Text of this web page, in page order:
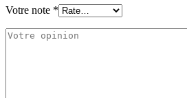
Votre note *